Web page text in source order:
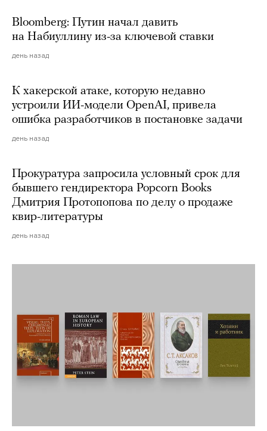
Bloomberg: Путин начал давить
на Набиуллину из-за ключевой ставки
день назад
К хакерской атаке, которую недавно
устроили ИИ-модели OpenAI, привела
ошибка разработчиков в постановке задачи
день назад
Прокуратура запросила условный срок для
бывшего гендиректора Popcorn Books
Дмитрия Протопопова по делу о продаже
квир-литературы
день назад